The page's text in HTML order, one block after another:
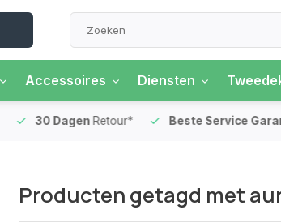
Accessoires Diensten
30 DagenRetour* Beste Service
Producten getagd met